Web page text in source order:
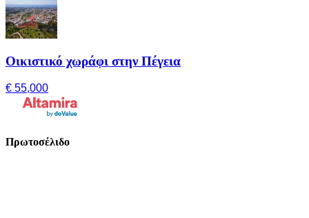
Οικιστικό χωράφι στην Πέγεια
€ 55,000
Πρωτοσέλιδο